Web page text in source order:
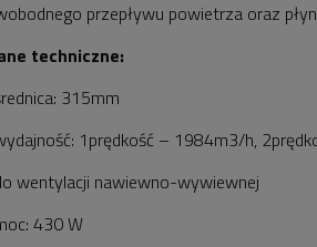
przepływu powietrza oraz
techniczne:
315mm
1prędkość – 1984m3/h,
wentylacji nawiewno-wywiewnej
430 W